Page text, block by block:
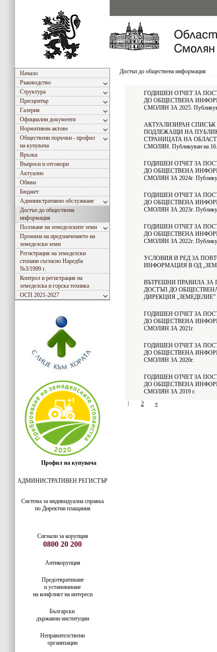
Начало
Ръководство
Структура
Пресцентър
Галерия
Официални документи
Нормативни актове
Обществени поръчки - профил
на купувача
Връзка
Въпроси и отговори
Актуално
Обяви
Бюджет
Административно обслужване
Достъп до обществена
информация
Ползване на земеделските земи
Промяна на предзначението на
земеделски земи
Регистрация на земеделски
стопани съгласно Наредба
№3/1999 г.
Контрол и регистрация на
земеделска и горска техника
ОСП 2021-2027
Профил на купувача
АДМИНИСТРАТИВЕН РЕГИСТЪР
Система за индивидуaлна справка
по Директни плащания
Сигнали за корупция
0800 20 200
Антикорупция
Предотвратяване
и установяване
на конфликт на интереси
Български
държавни институции
Неправителствени
организации
Достъп до обществена информация
ГОДИШЕН ОТЧЕТ ЗА
ДО ОБЩЕСТВЕНА
СМОЛЯН ЗА 2025.
АКТУАЛИЗИРАН
ПОДЛЕЖАЩИ НА
СТРАНИЦАТА НА
СМОЛЯН. Публикуван на
ГОДИШЕН ОТЧЕТ ЗА
ДО ОБЩЕСТВЕНА
СМОЛЯН ЗА 2024г.
ГОДИШЕН ОТЧЕТ ЗА
ДО ОБЩЕСТВЕНА
СМОЛЯН ЗА 2023г.
ГОДИШЕН ОТЧЕТ ЗА
ДО ОБЩЕСТВЕНА
СМОЛЯН ЗА 2022г.
УСЛОВИЯ И РЕД ЗА
ИНФОРМАЦИЯ В ОД
ВЪТРЕШНИ ПРАВИЛА ЗА
ДОСТЪП ДО
ДИРЕКЦИЯ
ГОДИШЕН ОТЧЕТ ЗА
ДО ОБЩЕСТВЕНА
СМОЛЯН ЗА 2021г.
ГОДИШЕН ОТЧЕТ ЗА
ДО ОБЩЕСТВЕНА
СМОЛЯН ЗА 2020г.
ГОДИШЕН ОТЧЕТ ЗА
ДО ОБЩЕСТВЕНА
СМОЛЯН ЗА 2019 г.
1
2 »